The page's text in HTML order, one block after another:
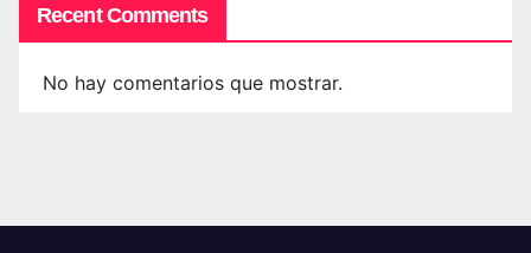
Recent Comments
No hay comentarios que mostrar.